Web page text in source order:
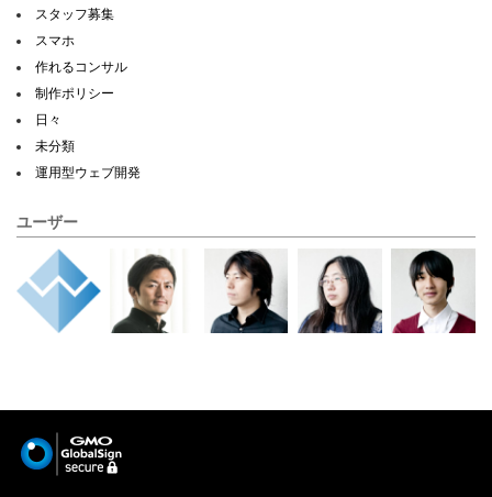
スタッフ募集
スマホ
作れるコンサル
制作ポリシー
日々
未分類
運用型ウェブ開発
ユーザー